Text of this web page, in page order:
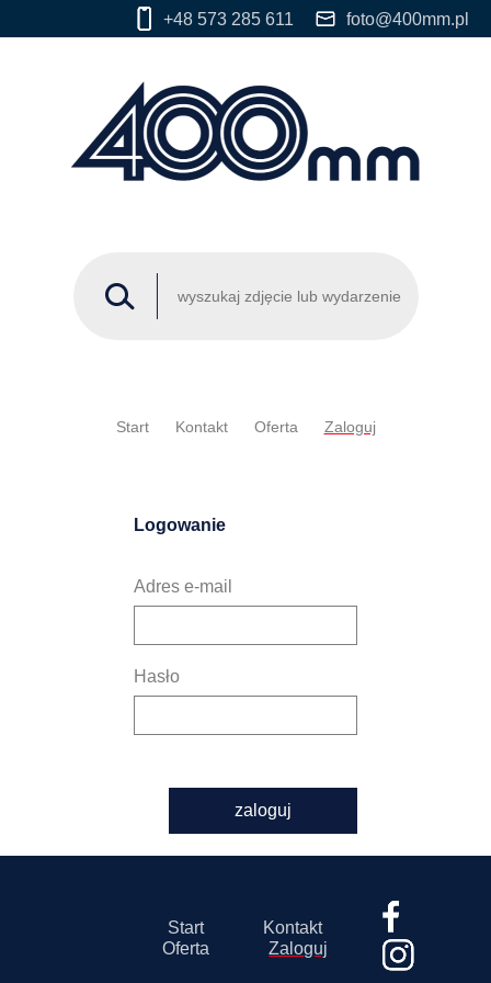
+48 573 285 611 foto@400mm.pl
Start Kontakt Oferta Zaloguj
Logowanie
Adres e-mail
Hasło
zaloguj
Start
Kontakt
Oferta
Zaloguj